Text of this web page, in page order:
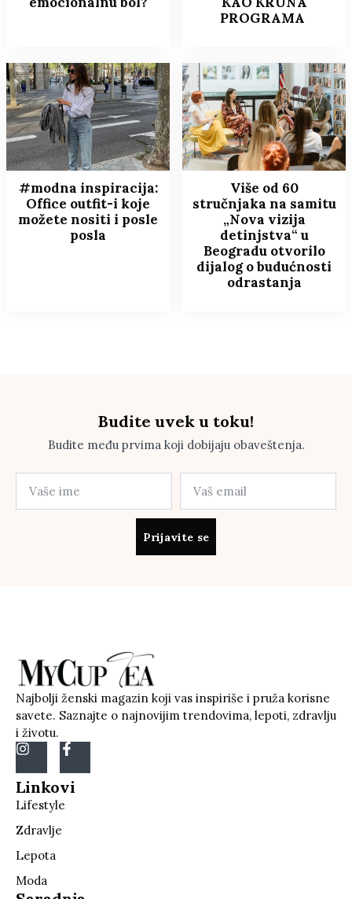
PROGRAMA
#modna inspiracija:
Office outfit-i koje
možete nositi i posle
posla
Više od 60
stručnjaka na samitu
„Nova vizija
detinjstva“ u
Beogradu otvorilo
dijalog o budućnosti
odrastanja
Budite uvek u toku!
Budite među prvima koji dobijaju obaveštenja.
Prijavite se
Najbolji ženski magazin koji vas inspiriše i pruža korisne
savete. Saznajte o najnovijim trendovima, lepoti, zdravlju
i životu.
Linkovi
Lifestyle
Zdravlje
Lepota
Moda